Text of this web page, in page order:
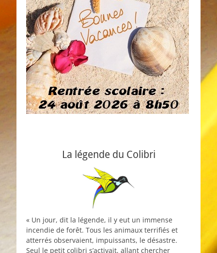
La légende du Colibri
« Un jour, dit la légende, il y eut un immense
incendie de forêt. Tous les animaux terrifiés et
atterrés observaient, impuissants, le désastre.
Seul le petit colibri s’activait, allant chercher